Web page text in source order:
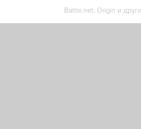
Battle.net, Origin и